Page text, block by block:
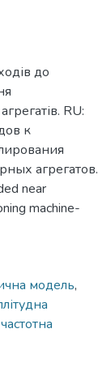
до
RU:
к
агрегатов.
near
machine-
модель,